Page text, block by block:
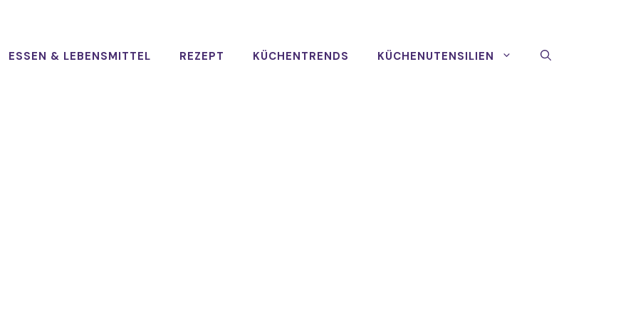
ESSEN & LEBENSMITTEL REZEPT KÜCHENTRENDS KÜCHENUTENSILIEN